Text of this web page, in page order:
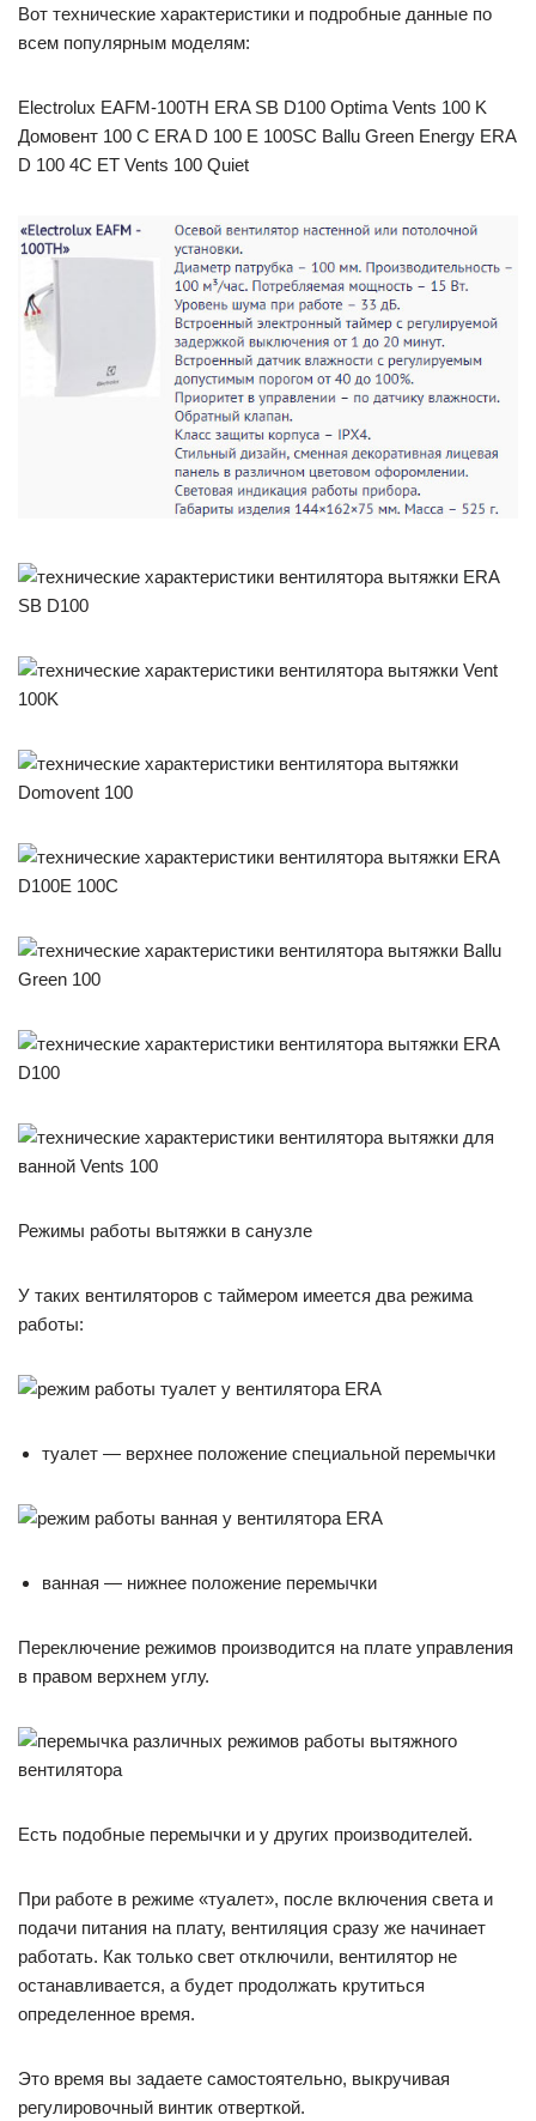
Вот технические характеристики и подробные данные по
всем популярным моделям:
Electrolux EAFM-100TH ERA SB D100 Optima Vents 100 K
Домовент 100 C ERA D 100 E 100SC Ballu Green Energy ERA
D 100 4C ET Vents 100 Quiet
Режимы работы вытяжки в санузле
У таких вентиляторов с таймером имеется два режима
работы:
туалет — верхнее положение специальной перемычки
ванная — нижнее положение перемычки
Переключение режимов производится на плате управления
в правом верхнем углу.
Есть подобные перемычки и у других производителей.
При работе в режиме «туалет», после включения света и
подачи питания на плату, вентиляция сразу же начинает
работать. Как только свет отключили, вентилятор не
останавливается, а будет продолжать крутиться
определенное время.
Это время вы задаете самостоятельно, выкручивая
регулировочный винтик отверткой.